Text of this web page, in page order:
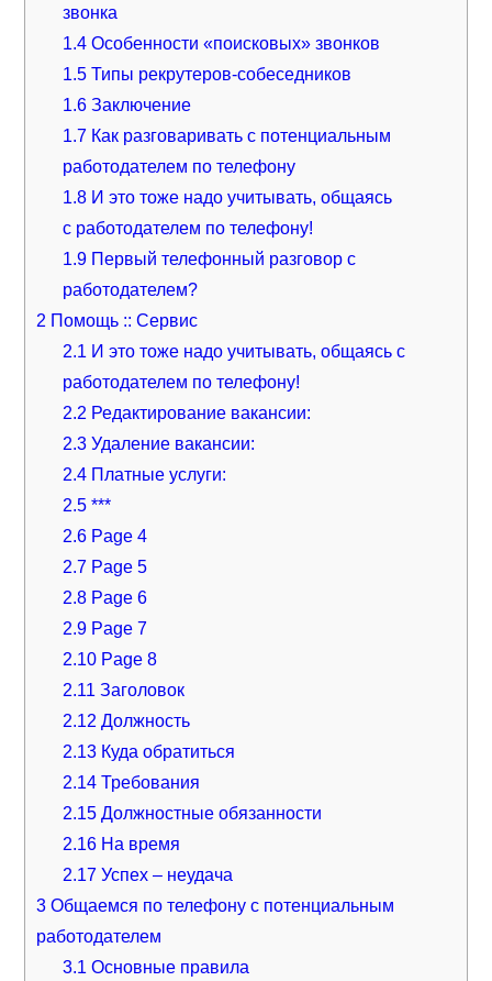
звонка
1.4Особенности «поисковых» звонков
1.5Типы рекрутеров-собеседников
1.6Заключение
1.7Как разговаривать с потенциальным
работодателем по телефону
1.8И это тоже надо учитывать, общаясь
с работодателем по телефону!
1.9Первый телефонный разговор с
работодателем?
2 Помощь :: Сервис
2.1 И это тоже надо учитывать, общаясь с
работодателем по телефону!
2.2 Редактирование вакансии:
2.3Удаление вакансии:
2.4Платные услуги:
2.5***
2.6Page 4
2.7Page 5
2.8Page 6
2.9Page 7
2.10Page 8
2.11 Заголовок
2.12 Должность
2.13Куда обратиться
2.14Требования
2.15Должностные обязанности
2.16На время
2.17Успех – неудача
3Общаемся по телефону с потенциальным
работодателем
3.1 Основные правила